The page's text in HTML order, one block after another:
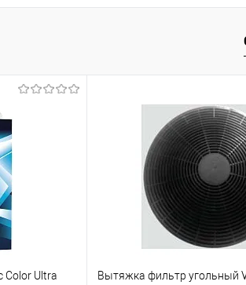
В избранное
В наличии
Color Ultra
Вытяжка фильтр угольный